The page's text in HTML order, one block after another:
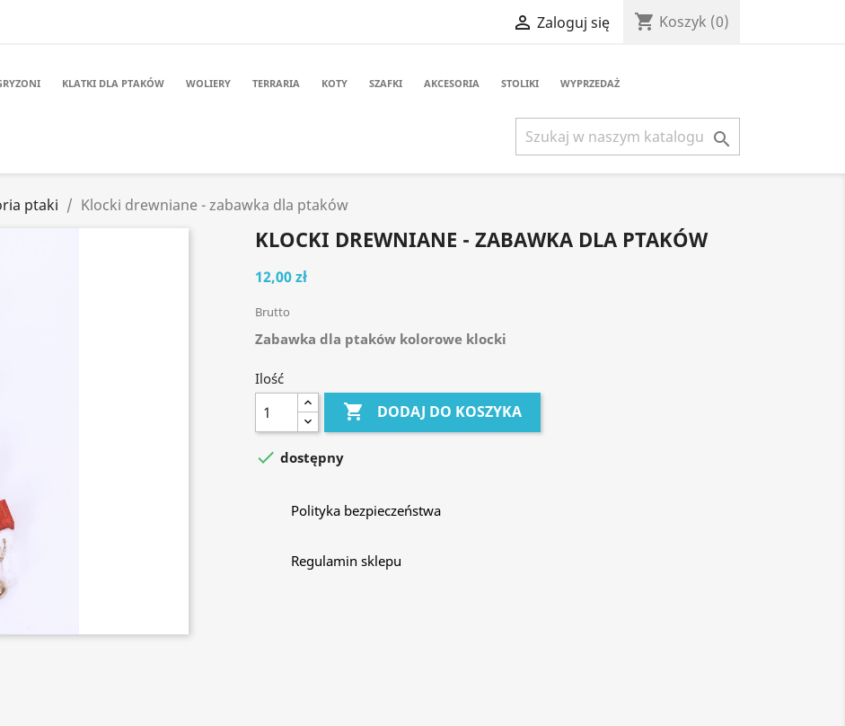
 Zaloguj się shopping_cart Koszyk (0)
KLATKI DLA PTAKÓW WOLIERY TERRARIA KOTY SZAFKI AKCESORIA STOLIKI WYPRZEDAŻ

ptaki Klocki drewniane - zabawka dla ptaków
KLOCKI DREWNIANE - ZABAWKA DLA PTAKÓW
12,00 zł
Brutto
Zabawka dla ptaków kolorowe klocki
Ilość
 DODAJ DO KOSZYKA
 dostępny
Polityka bezpieczeństwa
Regulamin sklepu